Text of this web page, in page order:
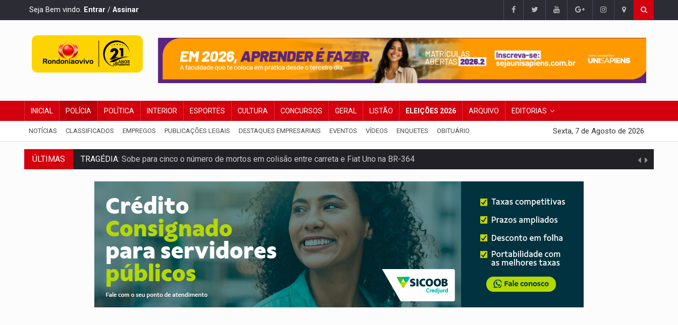
Seja Bem vindo. Entrar / Assinar
INICIAL POLÍCIA POLÍTICA INTERIOR ESPORTES CULTURA CONCURSOS GERAL LISTÃO ELEIÇÕES 2026 ARQUIVO EDITORIAS
NOTÍCIAS CLASSIFICADOS EMPREGOS PUBLICAÇÕES LEGAIS DESTAQUES EMPRESARIAIS EVENTOS VÍDEOS ENQUETES OBITUÁRIO Sexta, 7 de Agosto de 2026
ÚLTIMAS TRAGÉDIA: Sobe para cinco o número de mortos em colisão entre carreta e Fiat Uno na BR-364
DEEPFAKE: Sancionada lei contra violência sexual infantil na internet e via IA
COLEGIADO: Brasil e Rússia discutem energia nuclear, defesa e ciência em Brasília
URGENTE:Colisão entre caminhão e carro deixa quatro mortos e um em estado grave na BR
ENCONTRO:Amazônia Negra ganha projeção nacional com participação de Marcela Bonfim
PREVISÃO:Porto Velho tem chances de chuvas isoladas nesta sexta-feira (7)
SINDICATOS UNIDOS:Assembleia Geral delibera greve da educação municipal em Porto Velho